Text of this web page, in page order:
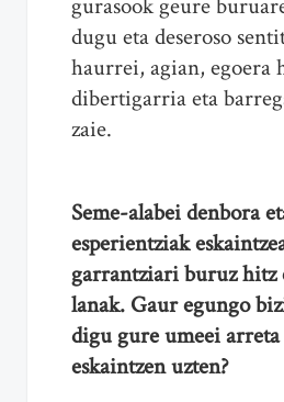
dugu eta deseroso
haurrei, agian, egoera
dibertigarria eta
zaie.
Seme-alabei denbora
esperientziak
garrantziari buruz hitz
lanak. Gaur egungo
digu gure umeei
eskaintzen uzten?